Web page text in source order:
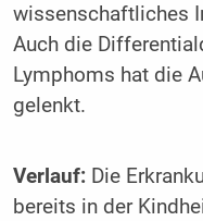
wissenschaftliches
Auch die
Lymphoms hat die
gelenkt.
Verlauf: Die
bereits in der